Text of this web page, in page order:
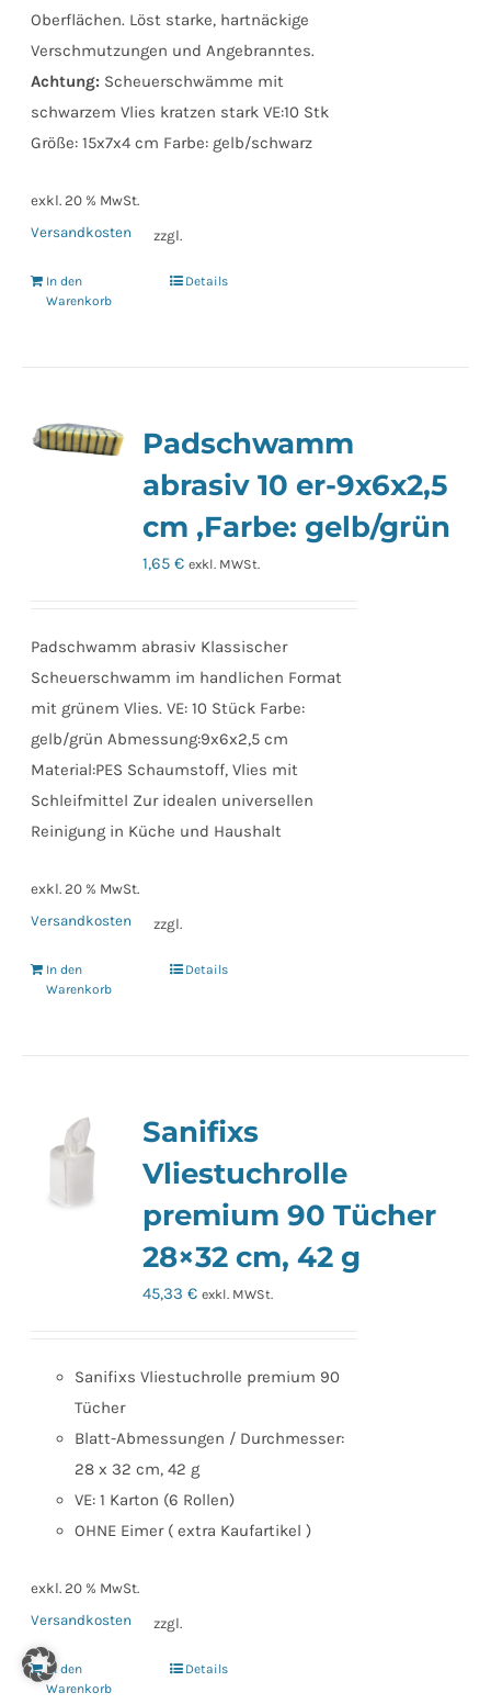
Oberflächen. Löst starke, hartnäckige
Verschmutzungen und Angebranntes.
Achtung: Scheuerschwämme mit
schwarzem Vlies kratzen stark VE:10 Stk
Größe: 15x7x4 cm Farbe: gelb/schwarz
exkl. 20 % MwSt.
zzgl.
Versandkosten
In den
Warenkorb
Details
Padschwamm
abrasiv 10 er-9x6x2,5
cm ,Farbe: gelb/grün
1,65€ exkl. MWSt.
Padschwamm abrasiv Klassischer
Scheuerschwamm im handlichen Format
mit grünem Vlies. VE: 10 Stück Farbe:
gelb/grün Abmessung:9x6x2,5 cm
Material:PES Schaumstoff, Vlies mit
Schleifmittel Zur idealen universellen
Reinigung in Küche und Haushalt
exkl. 20 % MwSt.
zzgl.
Versandkosten
In den
Warenkorb
Details
Sanifixs
Vliestuchrolle
premium 90 Tücher
28×32 cm, 42 g
45,33€ exkl. MWSt.
Sanifixs Vliestuchrolle premium 90
Tücher
Blatt-Abmessungen / Durchmesser:
28 x 32 cm, 42 g
VE: 1 Karton (6 Rollen)
OHNE Eimer ( extra Kaufartikel )
exkl. 20 % MwSt.
zzgl.
Versandkosten
In den
Warenkorb
Details